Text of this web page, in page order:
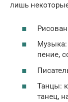
лишь
Музыка:
пение,
Танцы:
танец,